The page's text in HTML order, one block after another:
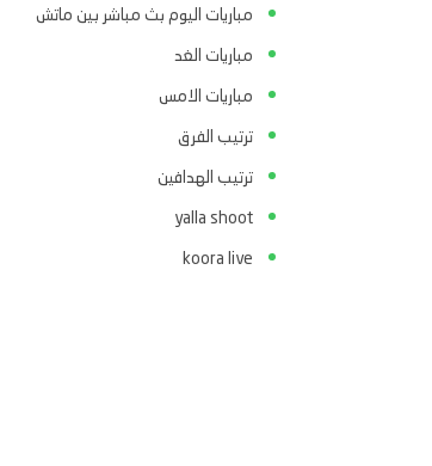
مباريات اليوم بث مباشر بين ماتش
مباريات الغد
مباريات الامس
ترتيب الفرق
ترتيب الهدافين
yalla shoot
koora live